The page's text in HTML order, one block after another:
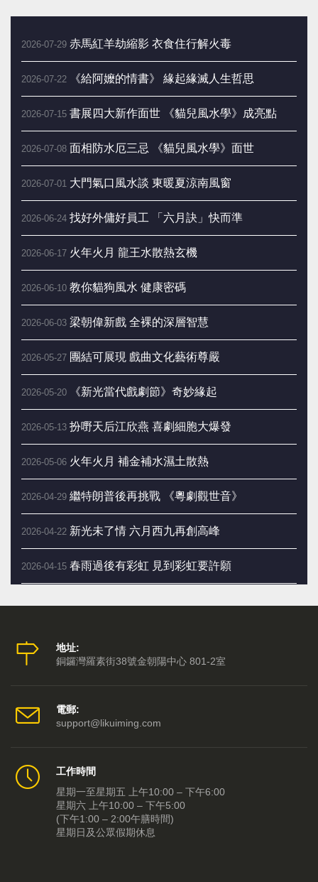
2026-07-29 赤馬紅羊劫縮影 衣食住行解火毒
2026-07-22 《給阿嬤的情書》 緣起緣滅人生哲思
2026-07-15 書展四大新作面世 《貓兒風水學》成亮點
2026-07-08 面相防水厄三忌 《貓兒風水學》面世
2026-07-01 大門氣口風水談 東暖夏涼南風窗
2026-06-24 找好外傭好員工 「六月訣」快而準
2026-06-17 火年火月 龍王水散熱玄機
2026-06-10 教你貓狗風水 健康密碼
2026-06-03 梁朝偉新戲 全裸的深層智慧
2026-05-27 團結可展現 戲曲文化藝術尊嚴
2026-05-20 《新光當代戲劇節》奇妙緣起
2026-05-13 扮嘢天后江欣燕 喜劇細胞大爆發
2026-05-06 火年火月 補金補水濕土散熱
2026-04-29 繼特朗普後再挑戰 《粵劇觀世音》
2026-04-22 新光未了情 六月西九再創高峰
2026-04-15 春雨過後有彩虹 見到彩虹要許願
向買不到票的 觀眾致歉
2026-03-18 二月二剃龍頭 一年好景樂悠悠
2026-03-04 脫胎換骨入三月 拍枱九下行好運
2026-02-25 《粵劇特朗普4.0》 粵劇新浪潮來了！
地址:
銅鑼灣羅素街38號金朝陽中心 801-2室
電郵:
support@likuiming.com
工作時間
星期一至星期五 上午10:00 – 下午6:00
星期六 上午10:00 – 下午5:00
(下午1:00 – 2:00午膳時間)
星期日及公眾假期休息